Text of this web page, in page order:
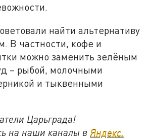
найти альтернативу
В частности, кофе и
можно заменить зелёным
– рыбой, молочными
и тыквенными
Царьграда!
на наши каналы вЯндекс.